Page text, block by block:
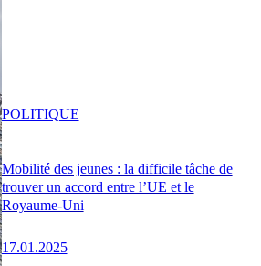
Mobilité des jeunes : la difficile tâche de
trouver un accord entre l’UE et le
Royaume-Uni
17.01.2025
POLITIQUE